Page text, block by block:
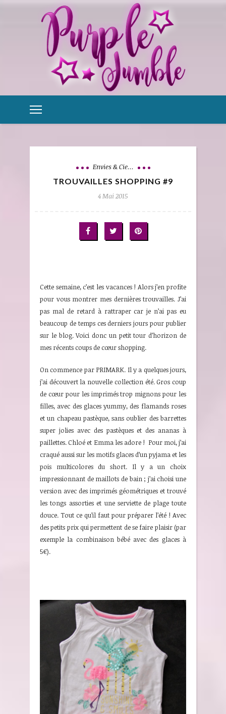
Envies & Cie...
TROUVAILLES SHOPPING #9
4 Mai 2015
Cette semaine, c’est les vacances ! Alors j’en profite
pour vous montrer mes dernières trouvailles. J’ai
pas mal de retard à rattraper car je n’ai pas eu
beaucoup de temps ces derniers jours pour publier
sur le blog. Voici donc un petit tour d’horizon de
mes récents coups de cœur shopping.
On commence par PRIMARK. Il y a quelques jours,
j’ai découvert la nouvelle collection été. Gros coup
de cœur pour les imprimés trop mignons pour les
filles, avec des glaces yummy, des flamands roses
et un chapeau pastèque, sans oublier des barrettes
super jolies avec des pastèques et des ananas à
paillettes. Chloé et Emma les adore ! Pour moi, j’ai
craqué aussi sur les motifs glaces d’un pyjama et les
pois multicolores du short. Il y a un choix
impressionnant de maillots de bain ; j’ai choisi une
version avec des imprimés géométriques et trouvé
les tongs assorties et une serviette de plage toute
douce. Tout ce qu’il faut pour préparer l’été ! Avec
des petits prix qui permettent de se faire plaisir (par
exemple la combinaison bébé avec des glaces à
5€).